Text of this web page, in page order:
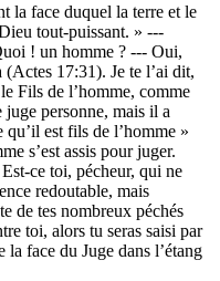
la face duquel la terre et le
tout-puissant. » ---
! un homme ? --- Oui,
17:31). Je te l’ai dit,
Fils de l’homme, comme
personne, mais il a
est fils de l’homme »
s’est assis pour juger.
ce toi, pécheur, qui ne
redoutable, mais
de tes nombreux péchés
toi, alors tu seras saisi par
la face du Juge dans l’étang